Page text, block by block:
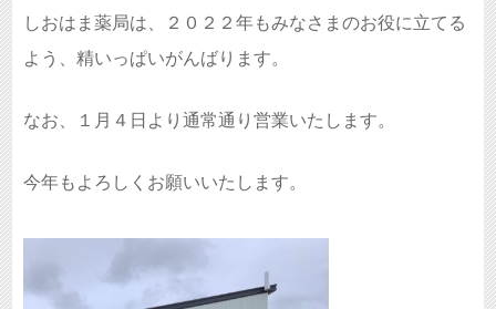
しおはま薬局は、２０２２年もみなさまのお役に立てる
よう、精いっぱいがんばります。
なお、１月４日より通常通り営業いたします。
今年もよろしくお願いいたします。